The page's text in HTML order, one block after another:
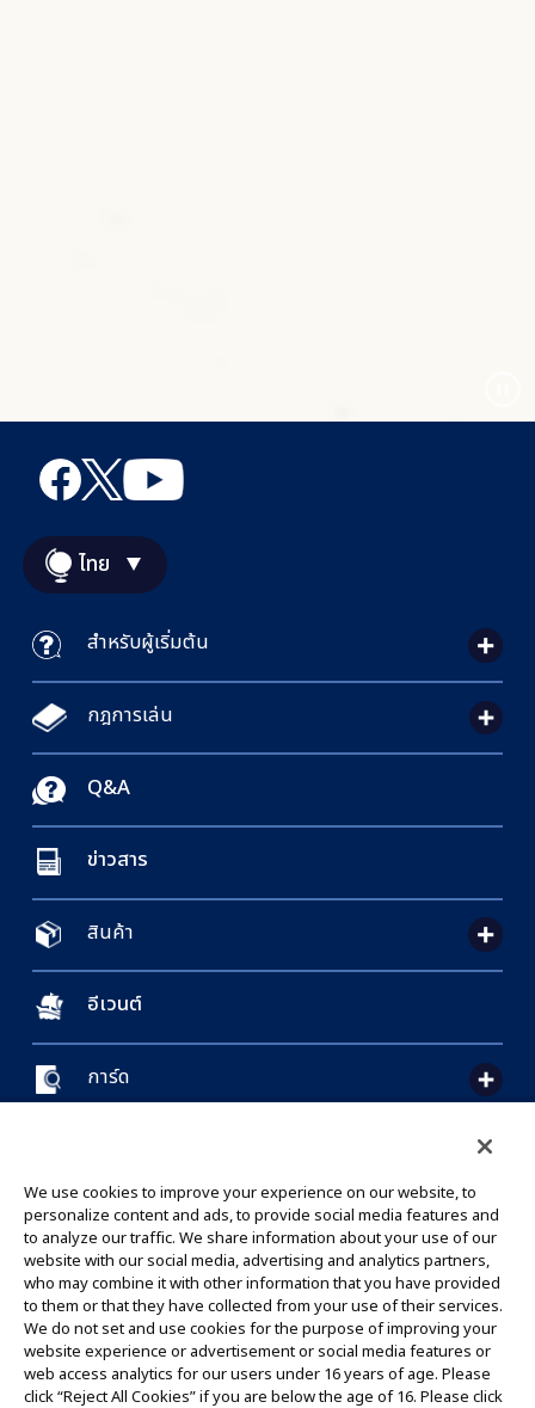
ไทย
สำหรับผู้เริ่มต้น
กฎการเล่น
Q&A
ข่าวสาร
สินค้า
อีเวนต์
การ์ด
GLOBAL ENTRANCE
©Eiichiro Oda/Shueisha
©Eiichiro Oda/Shueisha, Toei Animation
ห้ามคัดลอกรูปภาพ,ข้อความและข้อมูลทั้งหมดในเว็บไซต์นี้โดยไม่ได้รับอนุญาต
We use cookies to improve your experience on our website, to
personalize content and ads, to provide social media features and
to analyze our traffic. We share information about your use of our
website with our social media, advertising and analytics partners,
who may combine it with other information that you have provided
to them or that they have collected from your use of their services.
We do not set and use cookies for the purpose of improving your
website experience or advertisement or social media features or
web access analytics for our users under 16 years of age. Please
click “Reject All Cookies” if you are below the age of 16. Please click